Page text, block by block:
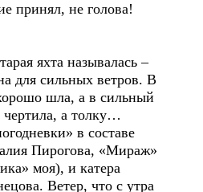
принял, не голова!
яхта называлась –
для сильных ветров. В
шла, а в сильный
чертила, а толку…
в составе
Пирогова, «Мираж»
моя), и катера
Ветер, что с утра